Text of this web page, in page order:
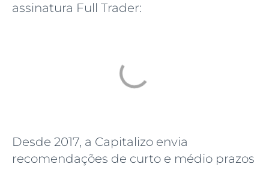
assinatura Full Trader:
Desde 2017, a Capitalizo envia
recomendações de curto e médio prazos